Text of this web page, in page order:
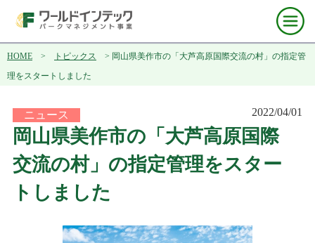
HOME > トピックス > 岡山県美作市の「大芦高原国際交流の村」の指定管
理をスタートしました
ニュース 2022/04/01
岡山県美作市の「大芦高原国際
交流の村」の指定管理をスター
トしました